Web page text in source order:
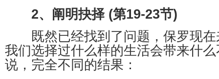
2、阐明抉择 (第19-23节)
既然已经找到了问题，保罗现在
我们选择过什么样的生活会带来什
说，完全不同的结果：